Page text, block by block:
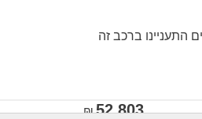
התעניינו ברכב זה
52,803